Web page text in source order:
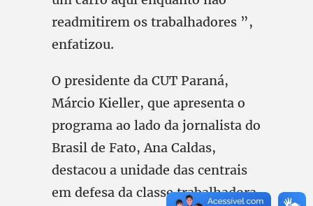
readmitirem os trabalhadores ”,
enfatizou.
O presidente da CUT Paraná,
Márcio Kieller, que apresenta o
programa ao lado da jornalista do
Brasil de Fato, Ana Caldas,
destacou a unidade das centrais
em defesa da classe trabalhadora.